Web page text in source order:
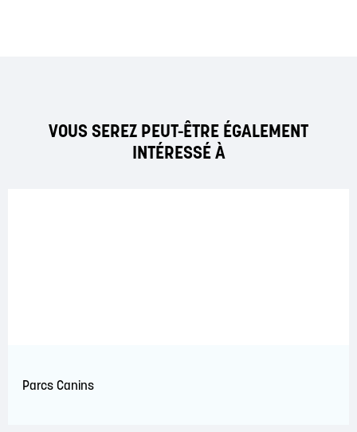
VOUS SEREZ PEUT-ÊTRE ÉGALEMENT
INTÉRESSÉ À
Parcs Canins